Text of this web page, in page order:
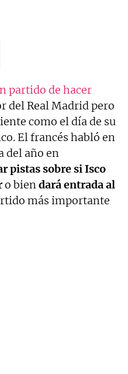
partido de hacer
del Real Madrid pero
como el día de su
El francés habló en
del año en
pistas sobre si Isco
o biendará entrada al
más importante